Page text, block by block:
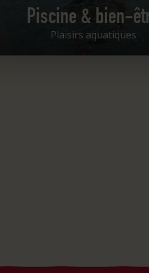
Piscine & bien-
Plaisirs aquatiques